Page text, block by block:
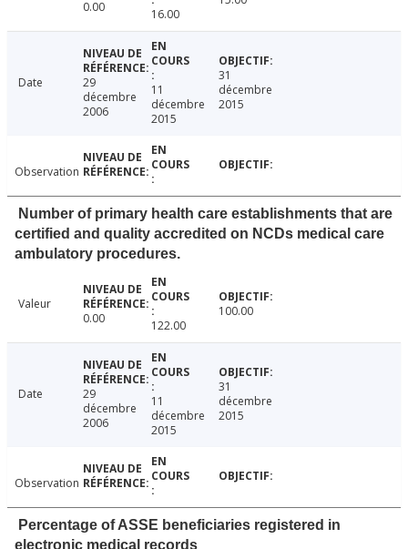
0.00
16.00
Date
29
décembre
2006
11
décembre
2015
31
décembre
2015
Observation
Number of primary health care establishments that are
certified and quality accredited on NCDs medical care
ambulatory procedures.
Valeur
0.00
122.00
100.00
Date
29
décembre
2006
11
décembre
2015
31
décembre
2015
Observation
Percentage of ASSE beneficiaries registered in
electronic medical records